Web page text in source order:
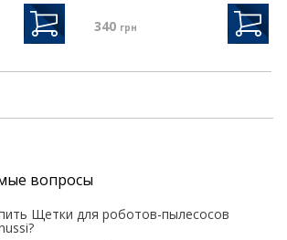
340 грн
вопросы
Щетки для роботов-пылесосов